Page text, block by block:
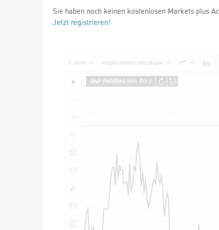
Sie haben noch keinen kostenlosen Markets plus
Jetzt registrieren!